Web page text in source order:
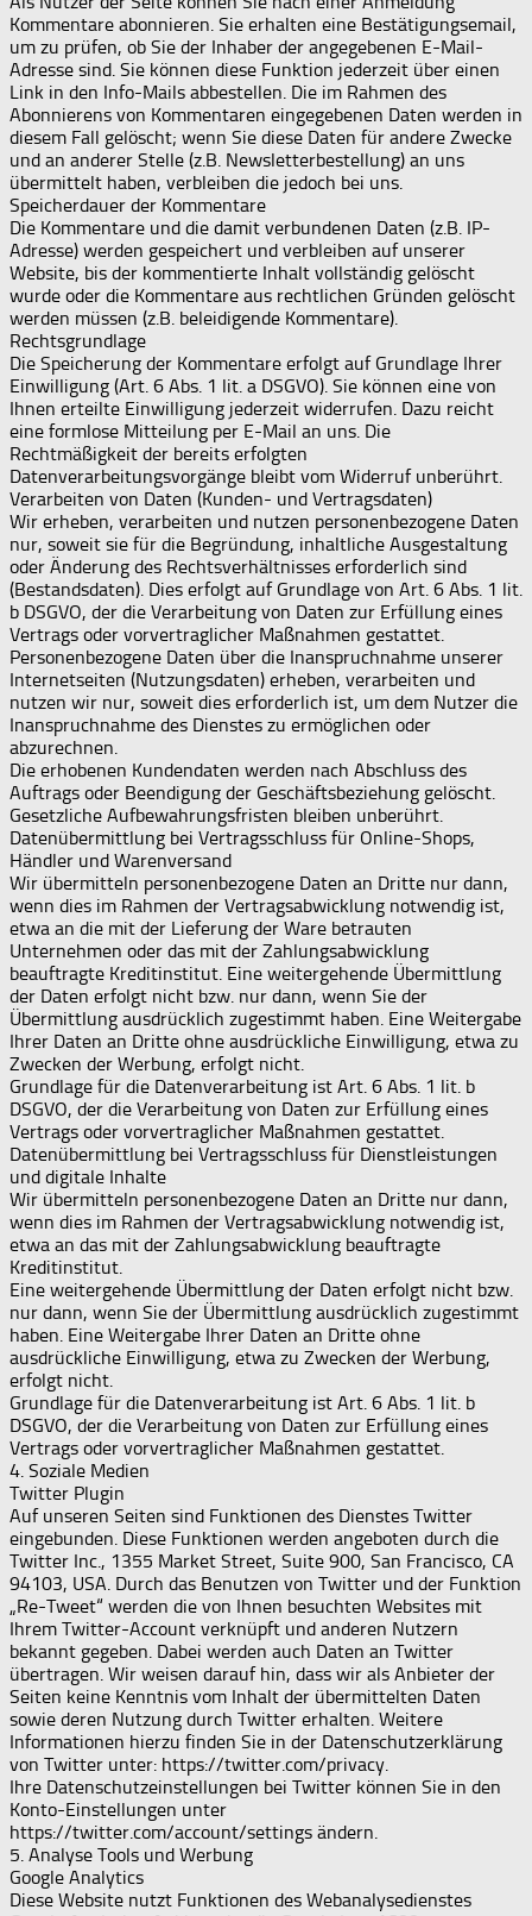
Kommentare abonnieren. Sie erhalten eine Bestätigungsemail,
um zu prüfen, ob Sie der Inhaber der angegebenen E-Mail-
Adresse sind. Sie können diese Funktion jederzeit über einen
Link in den Info-Mails abbestellen. Die im Rahmen des
Abonnierens von Kommentaren eingegebenen Daten werden in
diesem Fall gelöscht; wenn Sie diese Daten für andere Zwecke
und an anderer Stelle (z.B. Newsletterbestellung) an uns
übermittelt haben, verbleiben die jedoch bei uns.
Speicherdauer der Kommentare
Die Kommentare und die damit verbundenen Daten (z.B. IP-
Adresse) werden gespeichert und verbleiben auf unserer
Website, bis der kommentierte Inhalt vollständig gelöscht
wurde oder die Kommentare aus rechtlichen Gründen gelöscht
werden müssen (z.B. beleidigende Kommentare).
Rechtsgrundlage
Die Speicherung der Kommentare erfolgt auf Grundlage Ihrer
Einwilligung (Art. 6 Abs. 1 lit. a DSGVO). Sie können eine von
Ihnen erteilte Einwilligung jederzeit widerrufen. Dazu reicht
eine formlose Mitteilung per E-Mail an uns. Die
Rechtmäßigkeit der bereits erfolgten
Datenverarbeitungsvorgänge bleibt vom Widerruf unberührt.
Verarbeiten von Daten (Kunden- und Vertragsdaten)
Wir erheben, verarbeiten und nutzen personenbezogene Daten
nur, soweit sie für die Begründung, inhaltliche Ausgestaltung
oder Änderung des Rechtsverhältnisses erforderlich sind
(Bestandsdaten). Dies erfolgt auf Grundlage von Art. 6 Abs. 1 lit.
b DSGVO, der die Verarbeitung von Daten zur Erfüllung eines
Vertrags oder vorvertraglicher Maßnahmen gestattet.
Personenbezogene Daten über die Inanspruchnahme unserer
Internetseiten (Nutzungsdaten) erheben, verarbeiten und
nutzen wir nur, soweit dies erforderlich ist, um dem Nutzer die
Inanspruchnahme des Dienstes zu ermöglichen oder
abzurechnen.
Die erhobenen Kundendaten werden nach Abschluss des
Auftrags oder Beendigung der Geschäftsbeziehung gelöscht.
Gesetzliche Aufbewahrungsfristen bleiben unberührt.
Datenübermittlung bei Vertragsschluss für Online-Shops,
Händler und Warenversand
Wir übermitteln personenbezogene Daten an Dritte nur dann,
wenn dies im Rahmen der Vertragsabwicklung notwendig ist,
etwa an die mit der Lieferung der Ware betrauten
Unternehmen oder das mit der Zahlungsabwicklung
beauftragte Kreditinstitut. Eine weitergehende Übermittlung
der Daten erfolgt nicht bzw. nur dann, wenn Sie der
Übermittlung ausdrücklich zugestimmt haben. Eine Weitergabe
Ihrer Daten an Dritte ohne ausdrückliche Einwilligung, etwa zu
Zwecken der Werbung, erfolgt nicht.
Grundlage für die Datenverarbeitung ist Art. 6 Abs. 1 lit. b
DSGVO, der die Verarbeitung von Daten zur Erfüllung eines
Vertrags oder vorvertraglicher Maßnahmen gestattet.
Datenübermittlung bei Vertragsschluss für Dienstleistungen
und digitale Inhalte
Wir übermitteln personenbezogene Daten an Dritte nur dann,
wenn dies im Rahmen der Vertragsabwicklung notwendig ist,
etwa an das mit der Zahlungsabwicklung beauftragte
Kreditinstitut.
Eine weitergehende Übermittlung der Daten erfolgt nicht bzw.
nur dann, wenn Sie der Übermittlung ausdrücklich zugestimmt
haben. Eine Weitergabe Ihrer Daten an Dritte ohne
ausdrückliche Einwilligung, etwa zu Zwecken der Werbung,
erfolgt nicht.
Grundlage für die Datenverarbeitung ist Art. 6 Abs. 1 lit. b
DSGVO, der die Verarbeitung von Daten zur Erfüllung eines
Vertrags oder vorvertraglicher Maßnahmen gestattet.
4. Soziale Medien
Twitter Plugin
Auf unseren Seiten sind Funktionen des Dienstes Twitter
eingebunden. Diese Funktionen werden angeboten durch die
Twitter Inc., 1355 Market Street, Suite 900, San Francisco, CA
94103, USA. Durch das Benutzen von Twitter und der Funktion
„Re-Tweet“ werden die von Ihnen besuchten Websites mit
Ihrem Twitter-Account verknüpft und anderen Nutzern
bekannt gegeben. Dabei werden auch Daten an Twitter
übertragen. Wir weisen darauf hin, dass wir als Anbieter der
Seiten keine Kenntnis vom Inhalt der übermittelten Daten
sowie deren Nutzung durch Twitter erhalten. Weitere
Informationen hierzu finden Sie in der Datenschutzerklärung
von Twitter unter: https://twitter.com/privacy.
Ihre Datenschutzeinstellungen bei Twitter können Sie in den
Konto-Einstellungen unter
https://twitter.com/account/settings ändern.
5. Analyse Tools und Werbung
Google Analytics
Diese Website nutzt Funktionen des Webanalysedienstes